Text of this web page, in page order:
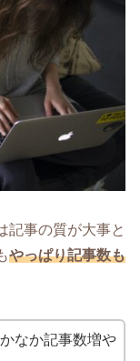
記事の質が大事と
やっぱり記事数も
なか記事数増や